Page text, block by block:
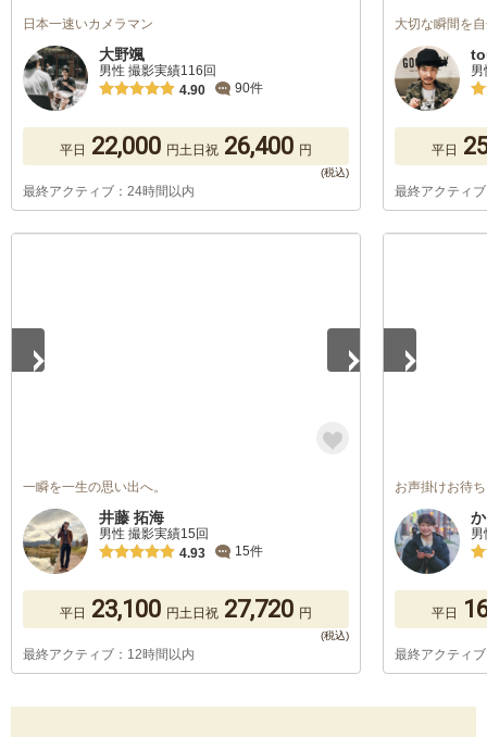
日本一速いカメラマン
大野颯
男性 撮影実績116回
4.90
90件
平日 22,000 円土日祝 26,400 円
最終アクティブ：24時間以内
大切な瞬間を
平日
最終アクティ
一瞬を一生の思い出へ。
井藤 拓海
男性 撮影実績15回
4.93
15件
平日 23,100 円土日祝 27,720 円
最終アクティブ：12時間以内
お声掛けお待
平日
最終アクティ